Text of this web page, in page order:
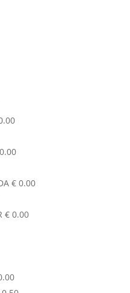
€0.00
€0.00